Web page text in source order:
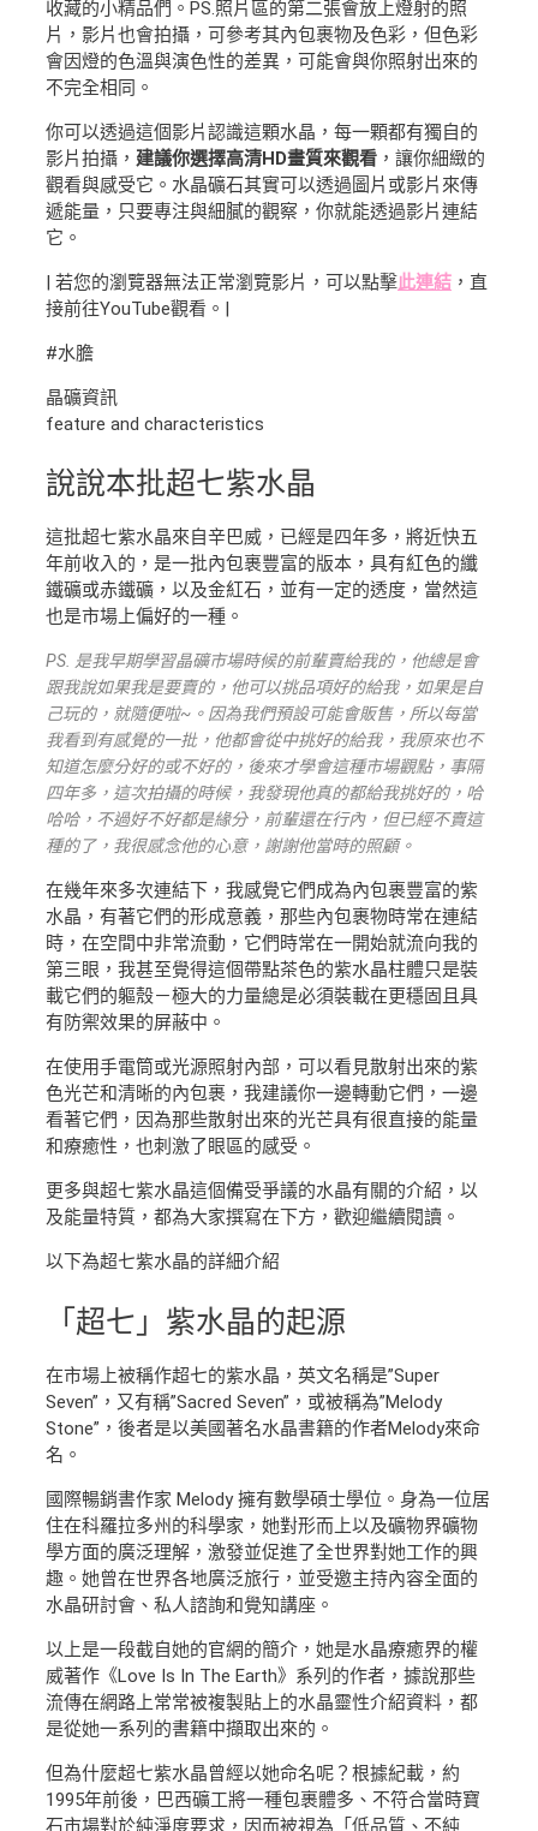
收藏的小精品們。PS.照片區的第二張會放上燈射的照
片，影片也會拍攝，可參考其內包裹物及色彩，但色彩
會因燈的色溫與演色性的差異，可能會與你照射出來的
不完全相同。
你可以透過這個影片認識這顆水晶，每一顆都有獨自的
影片拍攝， 建議你選擇高清HD畫質來觀看 ，讓你細緻的
觀看與感受它。水晶礦石其實可以透過圖片或影片來傳
遞能量，只要專注與細膩的觀察，你就能透過影片連結
它。
| 若您的瀏覽器無法正常瀏覽影片，可以點擊此連結 ，直
接前往YouTube觀看。|
#水膽
晶礦資訊
feature and characteristics
說說本批超七紫水晶
這批超七紫水晶來自辛巴威，已經是四年多，將近快五
年前收入的，是一批內包裹豐富的版本，具有紅色的纖
鐵礦或赤鐵礦，以及金紅石，並有一定的透度，當然這
也是市場上偏好的一種。
PS. 是我早期學習晶礦市場時候的前輩賣給我的，他總是會
跟我說如果我是要賣的，他可以挑品項好的給我，如果是自
己玩的，就隨便啦~。因為我們預設可能會販售，所以每當
我看到有感覺的一批，他都會從中挑好的給我，我原來也不
知道怎麼分好的或不好的，後來才學會這種市場觀點，事隔
四年多，這次拍攝的時候，我發現他真的都給我挑好的，哈
哈哈，不過好不好都是緣分，前輩還在行內，但已經不賣這
種的了，我很感念他的心意，謝謝他當時的照顧。
在幾年來多次連結下，我感覺它們成為內包裹豐富的紫
水晶，有著它們的形成意義，那些內包裹物時常在連結
時，在空間中非常流動，它們時常在一開始就流向我的
第三眼，我甚至覺得這個帶點茶色的紫水晶柱體只是裝
載它們的軀殼－極大的力量總是必須裝載在更穩固且具
有防禦效果的屏蔽中。
在使用手電筒或光源照射內部，可以看見散射出來的紫
色光芒和清晰的內包裹，我建議你一邊轉動它們，一邊
看著它們，因為那些散射出來的光芒具有很直接的能量
和療癒性，也刺激了眼區的感受。
更多與超七紫水晶這個備受爭議的水晶有關的介紹，以
及能量特質，都為大家撰寫在下方，歡迎繼續閱讀。
以下為超七紫水晶的詳細介紹
「超七」紫水晶的起源
在市場上被稱作超七的紫水晶，英文名稱是”Super
Seven”，又有稱”Sacred Seven”，或被稱為”Melody
Stone”，後者是以美國著名水晶書籍的作者Melody來命
名。
國際暢銷書作家 Melody 擁有數學碩士學位。身為一位居
住在科羅拉多州的科學家，她對形而上以及礦物界礦物
學方面的廣泛理解，激發並促進了全世界對她工作的興
趣。她曾在世界各地廣泛旅行，並受邀主持內容全面的
水晶研討會、私人諮詢和覺知講座。
以上是一段截自她的官網的簡介，她是水晶療癒界的權
威著作《Love Is In The Earth》系列的作者，據說那些
流傳在網路上常常被複製貼上的水晶靈性介紹資料，都
是從她一系列的書籍中擷取出來的。
但為什麼超七紫水晶曾經以她命名呢？根據紀載，約
1995年前後，巴西礦工將一種包裹體多、不符合當時寶
石市場對於純淨度要求，因而被視為「低品質、不純